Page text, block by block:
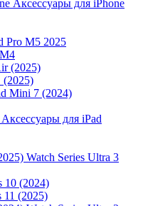
Аксессуары для iPhone
Pro M5 2025
(2025)
(2025)
Mini 7 (2024)
Аксессуары для iPad
Watch Series Ultra 3
10 (2024)
11 (2025)